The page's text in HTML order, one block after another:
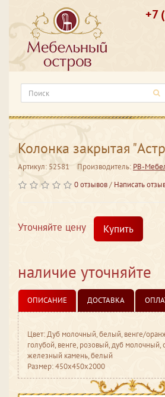
+7
Колонка закрытая
Артикул: 52581 Производитель: РВ-
0 отзывов/ Написать
Уточняйте цену Купить
наличие уточняйте
ОПИСАНИЕ ДОСТАВКА
Цвет: Дуб молочный, белый, венге/
голубой, венге, розовый, дуб
железный камень, белый
Размер: 450x450x2000